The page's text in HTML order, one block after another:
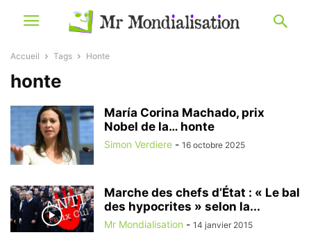
Accueil Tags Honte
honte
María Corina Machado, prix
Nobel de la… honte
Simon Verdiere - 16 octobre 2025
Marche des chefs d’État : « Le bal
des hypocrites » selon la...
Mr Mondialisation - 14 janvier 2015